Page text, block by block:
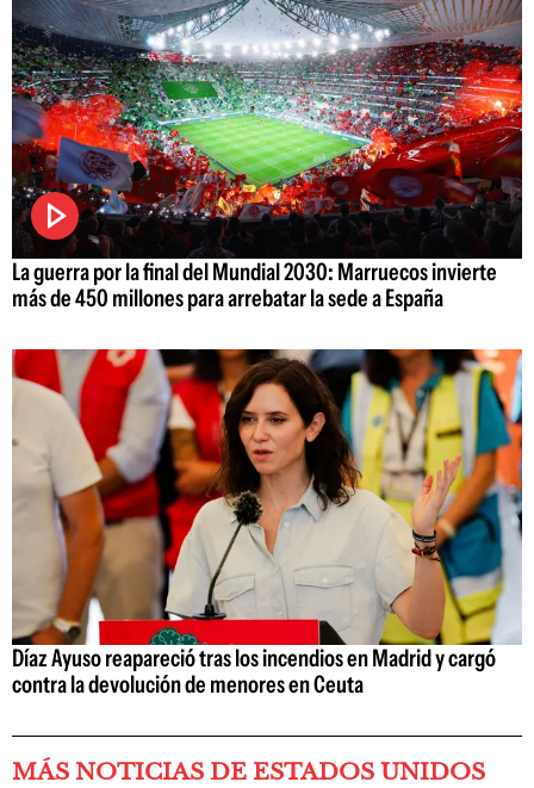
La guerra por la final del Mundial 2030: Marruecos invierte
más de 450 millones para arrebatar la sede a España
Díaz Ayuso reapareció tras los incendios en Madrid y cargó
contra la devolución de menores en Ceuta
MÁS NOTICIAS DE ESTADOS UNIDOS